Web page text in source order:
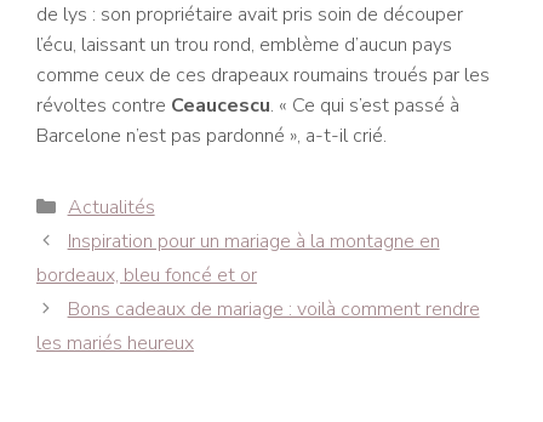
de lys : son propriétaire avait pris soin de découper
l’écu, laissant un trou rond, emblème d’aucun pays
comme ceux de ces drapeaux roumains troués par les
révoltes contre Ceaucescu. « Ce qui s’est passé à
Barcelone n’est pas pardonné », a-t-il crié.
Catégories
Actualités
Navigation
des
articles
Inspiration pour un mariage à la montagne en
bordeaux, bleu foncé et or
Bons cadeaux de mariage : voilà comment rendre
les mariés heureux